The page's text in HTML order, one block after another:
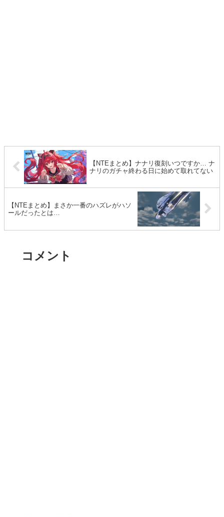
【NTEまとめ】ナナリ復刻いつですか… ナ
ナリのガチャ終わる日に始めて取れてない
【NTEまとめ】まさか一番のハズレがハソ
ールだったとは…
コメント